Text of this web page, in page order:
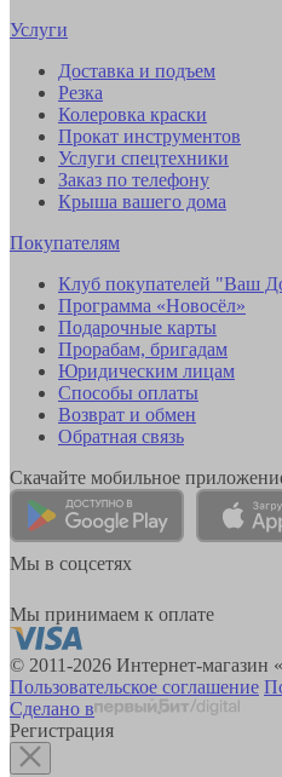
Услуги
Доставка и подъем
Резка
Колеровка краски
Прокат инструментов
Услуги спецтехники
Заказ по телефону
Крыша вашего дома
Покупателям
Клуб покупателей "Ваш
Программа «Новосёл»
Подарочные карты
Прорабам, бригадам
Юридическим лицам
Способы оплаты
Возврат и обмен
Обратная связь
Скачайте мобильное
Мы в соцсетях
Мы принимаем к оплате
© 2011-2026 Интернет-магазин
Пользовательское соглашение
Сделано в
Регистрация